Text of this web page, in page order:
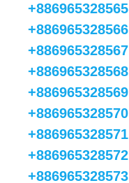
+886965328565
+886965328566
+886965328567
+886965328568
+886965328569
+886965328570
+886965328571
+886965328572
+886965328573